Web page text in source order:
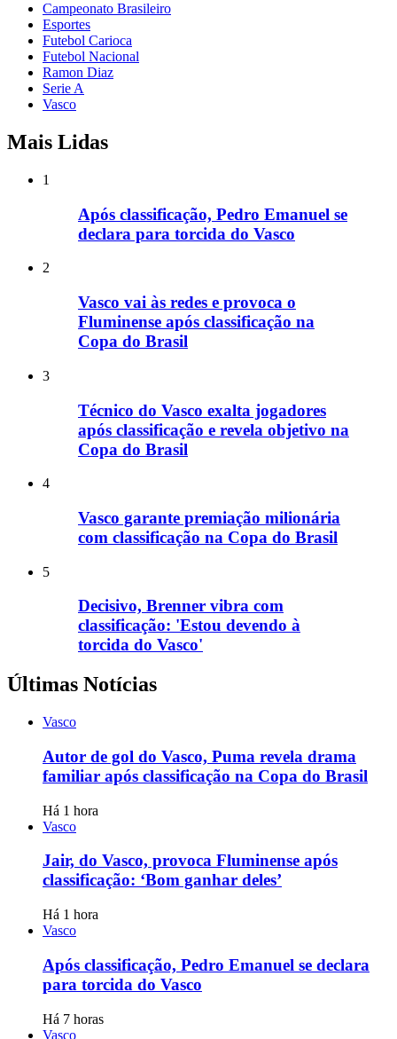
Campeonato Brasileiro
Esportes
Futebol Carioca
Futebol Nacional
Ramon Diaz
Serie A
Vasco
Mais Lidas
1
Após classificação, Pedro Emanuel se
declara para torcida do Vasco
2
Vasco vai às redes e provoca o
Fluminense após classificação na
Copa do Brasil
3
Técnico do Vasco exalta jogadores
após classificação e revela objetivo na
Copa do Brasil
4
Vasco garante premiação milionária
com classificação na Copa do Brasil
5
Decisivo, Brenner vibra com
classificação: 'Estou devendo à
torcida do Vasco'
Últimas Notícias
Vasco
Autor de gol do Vasco, Puma revela drama
familiar após classificação na Copa do Brasil
Há 1 hora
Vasco
Jair, do Vasco, provoca Fluminense após
classificação: ‘Bom ganhar deles’
Há 1 hora
Vasco
Após classificação, Pedro Emanuel se declara
para torcida do Vasco
Há 7 horas
Vasco